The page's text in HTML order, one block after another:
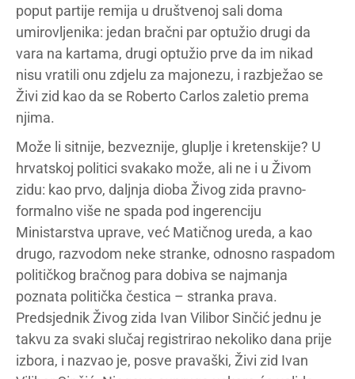
poput partije remija u društvenoj sali doma
umirovljenika: jedan bračni par optužio drugi da
vara na kartama, drugi optužio prve da im nikad
nisu vratili onu zdjelu za majonezu, i razbježao se
Živi zid kao da se Roberto Carlos zaletio prema
njima.
Može li sitnije, bezveznije, gluplje i kretenskije? U
hrvatskoj politici svakako može, ali ne i u Živom
zidu: kao prvo, daljnja dioba Živog zida pravno-
formalno više ne spada pod ingerenciju
Ministarstva uprave, već Matičnog ureda, a kao
drugo, razvodom neke stranke, odnosno raspadom
političkog bračnog para dobiva se najmanja
poznata politička čestica – stranka prava.
Predsjednik Živog zida Ivan Vilibor Sinčić jednu je
takvu za svaki slučaj registrirao nekoliko dana prije
izbora, i nazvao je, posve pravaški, Živi zid Ivan